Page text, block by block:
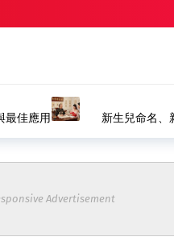
風水命名館
塗裝設備如
Advertisement